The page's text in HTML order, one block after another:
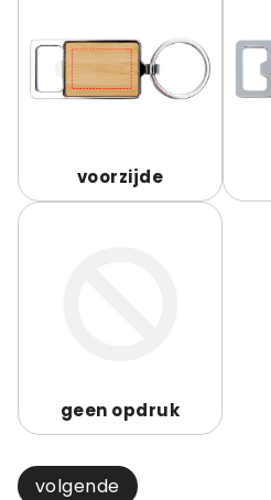
voorzijde
geen opdruk
volgende